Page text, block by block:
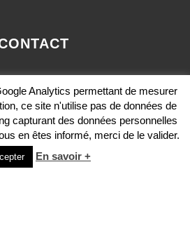
PACA.COM
06 12 36 29 36
Analytics permettant de mesurer
ce site n'utilise pas de données de
capturant des données personnelles
en êtes informé, merci de le valider.
En savoir +